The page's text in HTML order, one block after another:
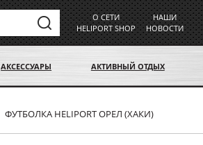
О СЕТИ
HELIPORT SHOP
НАШИ
НОВОСТИ
АКСЕССУАРЫ АКТИВНЫЙ ОТДЫХ
ФУТБОЛКА HELIPORT ОРЕЛ (ХАКИ)